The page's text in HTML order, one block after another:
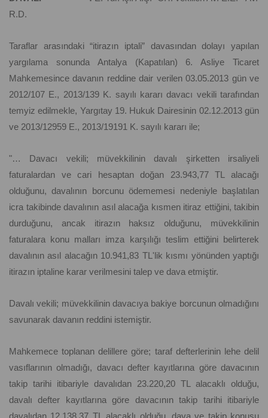
R.D.
Taraflar arasındaki “itirazın iptali” davasından dolayı yapılan
yargılama sonunda Antalya (Kapatılan) 6. Asliye Ticaret
Mahkemesince davanın reddine dair verilen 03.05.2013 gün ve
2012/107 E., 2013/139 K. sayılı kararı davacı vekili tarafından
temyiz edilmekle, Yargıtay 19. Hukuk Dairesinin 02.12.2013 gün
ve 2013/12959 E., 2013/19191 K. sayılı kararı ile;
"… Davacı vekili; müvekkilinin davalı şirketten irsaliyeli
faturalardan ve cari hesaptan doğan 23.943,77 TL alacağı
olduğunu, davalının borcunu ödememesi nedeniyle başlatılan
icra takibinde davalının asıl alacağa kısmen itiraz ettiğini, takibin
durduğunu, ancak itirazın haksız olduğunu, müvekkilinin
faturalara konu malları imza karşılığı teslim ettiğini belirterek
davalının asıl alacağın 10.941,83 TL'lik kısmı yönünden yaptığı
itirazın iptaline karar verilmesini talep ve dava etmiştir.
Davalı vekili; müvekkilinin davacıya bakiye borcunun olmadığını
savunarak davanın reddini istemiştir.
Mahkemece toplanan delillere göre; taraf defterlerinin lehe delil
vasıflarının olmadığı, davacı defter kayıtlarına göre davacının
takip tarihi itibariyle davalıdan 23.220,20 TL alacaklı olduğu,
davalı defter kayıtlarına göre davacının takip tarihi itibariyle